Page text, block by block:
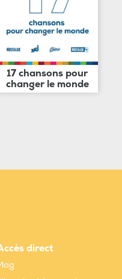
17 chansons pour
changer le monde
direct